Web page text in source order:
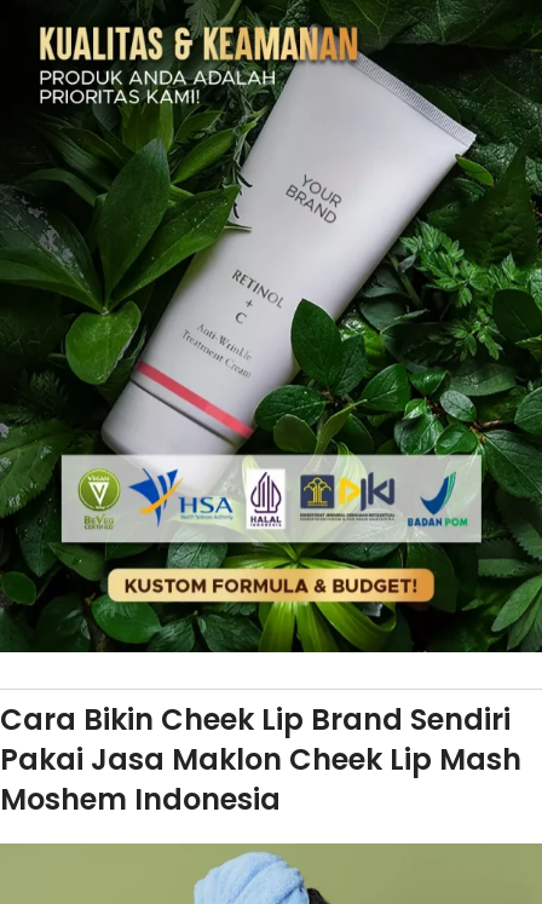
Cara Bikin Cheek Lip Brand Sendiri
Pakai Jasa Maklon Cheek Lip Mash
Moshem Indonesia